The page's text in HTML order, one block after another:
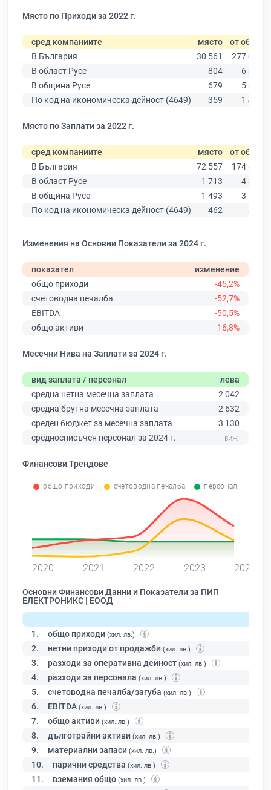
Място по Приходи за 2022 г.
сред компаниите място от общо
В България
30 561
277 019
В област Русе
804
6 851
В община Русе
679
5 883
По код на икономическа дейност (4649)
359 1 440
Място по Заплати за 2022 г.
сред компаниите място от общо
В България
72 557
174 403
В област Русе
1 713
4 390
В община Русе
1 493
3 764
По код на икономическа дейност (4649)
462 874
Изменения на Основни Показатели за 2024 г.
показател
изменение
общо приходи
-45,2%
счетоводна печалба
-52,7%
EBITDA
-50,5%
общо активи
-16,8%
Месечни Нива на Заплати за 2024 г.
вид заплата / персонал
лева
средна нетна месечна заплата
2 042
средна брутна месечна заплата
2 632
среден бюджет за месечна заплата
3 130
средносписъчен персонал за 2024 г.
Финансови Трендове
общо приходи счетоводна печалба персонал
2020 2021 2022 2023 2024
Основни Финансови Данни и Показатели за ПИП
ЕЛЕКТРОНИКС | ЕООД
1. общо приходи (хил. лв.)
2. нетни приходи от продажби (хил. лв.)
3. разходи за оперативна дейност (хил. лв.)
4. разходи за персонала (хил. лв.)
5. счетоводна печалба/загуба (хил. лв.)
6. EBITDA (хил. лв.)
7. общо активи (хил. лв.)
8. дълготрайни активи (хил. лв.)
9. материални запаси (хил. лв.)
10. парични средства (хил. лв.)
11. вземания общо (хил. лв.)